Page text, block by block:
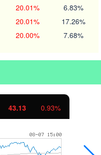
20.01% 6.83%
20.01% 17.26%
20.00% 7.68%
1134.24